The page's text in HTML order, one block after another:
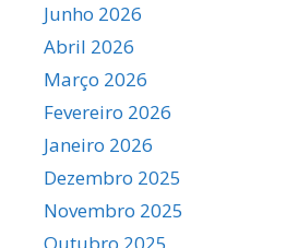
Junho 2026
Abril 2026
Março 2026
Fevereiro 2026
Janeiro 2026
Dezembro 2025
Novembro 2025